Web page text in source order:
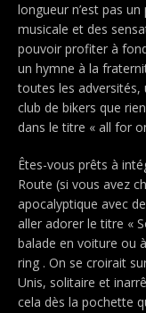
longueur n’est pas
musicale et des
pouvoir profiter à
un hymne à la
toutes les adversités,
club de bikers que
dans le titre « all for
Êtes-vous prêts à
Route (si vous avez
apocalyptique avec
aller adorer le titre «
balade en voiture ou
ring . On se croirait
Unis, solitaire et
cela dès la pochette